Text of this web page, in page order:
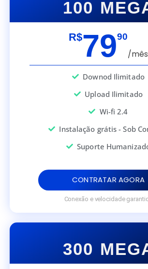
100
R$7990
/mês
Downod Ilimitado
Upload Ilimitado
Wi-fi 2.4
Instalação grátis - Sob
Suporte
CONTRATAR AGORA
Conexão e velocidade
300